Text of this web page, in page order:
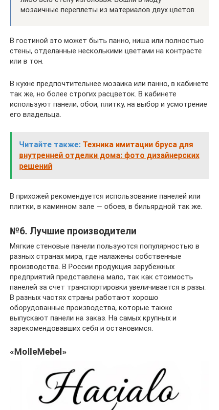
мозаичные переплеты из материалов двух цветов.
В гостиной это может быть панно, ниша или полностью
стены, отделанные несколькими цветами на контрасте
или в тон.
В кухне предпочтительнее мозаика или панно, в кабинете
так же, но более строгих расцветок. В кабинете
используют панели, обои, плитку, на выбор и усмотрение
его владельца.
Читайте также: Техника имитации бруса для
внутренней отделки дома: фото дизайнерских
решений
В прихожей рекомендуется использование панелей или
плитки, в каминном зале — обоев, в бильярдной так же.
№6. Лучшие производители
Мягкие стеновые панели пользуются популярностью в
разных странах мира, где налажены собственные
производства. В России продукция зарубежных
предприятий представлена мало, так как стоимость
панелей за счет транспортировки увеличивается в разы.
В разных частях страны работают хорошо
оборудованные производства, которые также
выпускают панели на заказ. На самых крупных и
зарекомендовавших себя и остановимся.
«MolleMebel»